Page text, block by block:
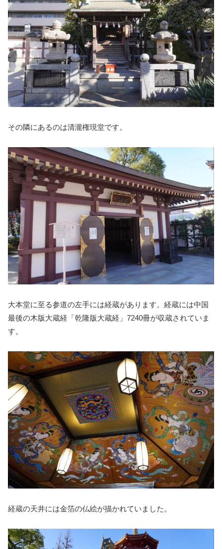
その隣にあるのは清瀧権現堂です。
大本堂に至る参道の左手には経蔵があります。経蔵には中国
最後の木版大蔵経「乾隆版大蔵経」7240冊が収蔵されていま
す。
経蔵の天井には金箔の仏絵が描かれていました。